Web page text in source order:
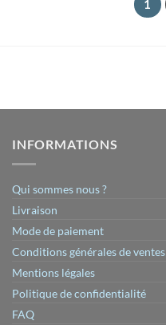
1
INFORMATIONS
Qui sommes nous ?
Livraison
Mode de paiement
Conditions générales de ventes
Mentions légales
Politique de confidentialité
FAQ